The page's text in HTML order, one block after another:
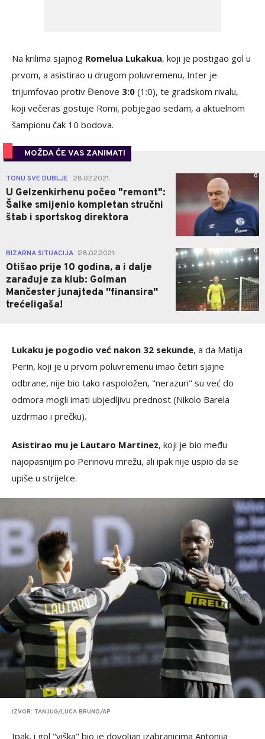
Na krilima sjajnog Romelua Lukakua, koji je postigao gol u
prvom, a asistirao u drugom poluvremenu, Inter je
trijumfovao protiv Đenove 3:0 (1:0), te gradskom rivalu,
koji večeras gostuje Romi, pobjegao sedam, a aktuelnom
šampionu čak 10 bodova.
MOŽDA ĆE VAS ZANIMATI
TONU SVE DUBLJE 28.02.2021.
U Gelzenkirhenu počeo "remont":
Šalke smijenio kompletan stručni
štab i sportskog direktora
0
BIZARNA SITUACIJA 28.02.2021.
Otišao prije 10 godina, a i dalje
zarađuje za klub: Golman
Mančester junajteda ''finansira''
trećeligaša!
0
Lukaku je pogodio već nakon 32 sekunde, a da Matija
Perin, koji je u prvom poluvremenu imao četiri sjajne
odbrane, nije bio tako raspoložen, "nerazuri" su već do
odmora mogli imati ubjedljivu prednost (Nikolo Barela
uzdrmao i prečku).
Asistirao mu je Lautaro Martinez, koji je bio među
najopasnijim po Perinovu mrežu, ali ipak nije uspio da se
upiše u strijelce.
IZVOR: TANJUG/LUCA BRUNO/AP
Ipak, i gol "viška" bio je dovoljan izabranicima Antonija